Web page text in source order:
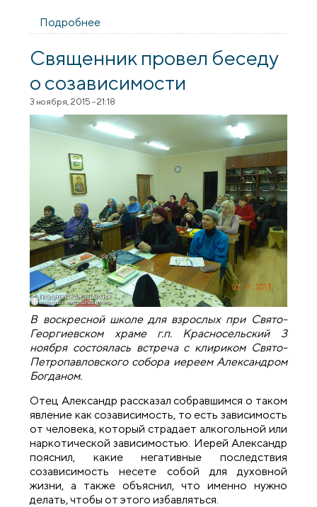
Подробнее
трезвости "Покровское"
Священник провел беседу
о созависимости
3 ноября, 2015 - 21:18
В воскресной школе для взрослых при Свято-
Георгиевском храме г.п. Красносельский 3
ноября состоялась встреча с клириком Свято-
Петропавловского собора иереем Александром
Богданом.
Отец Александр рассказал собравшимся о таком
явление как созависимость, то есть зависимость
от человека, который страдает алкогольной или
наркотической зависимостью. Иерей Александр
пояснил, какие негативные последствия
созависимость несете собой для духовной
жизни, а также объяснил, что именно нужно
делать, чтобы от этого избавляться.